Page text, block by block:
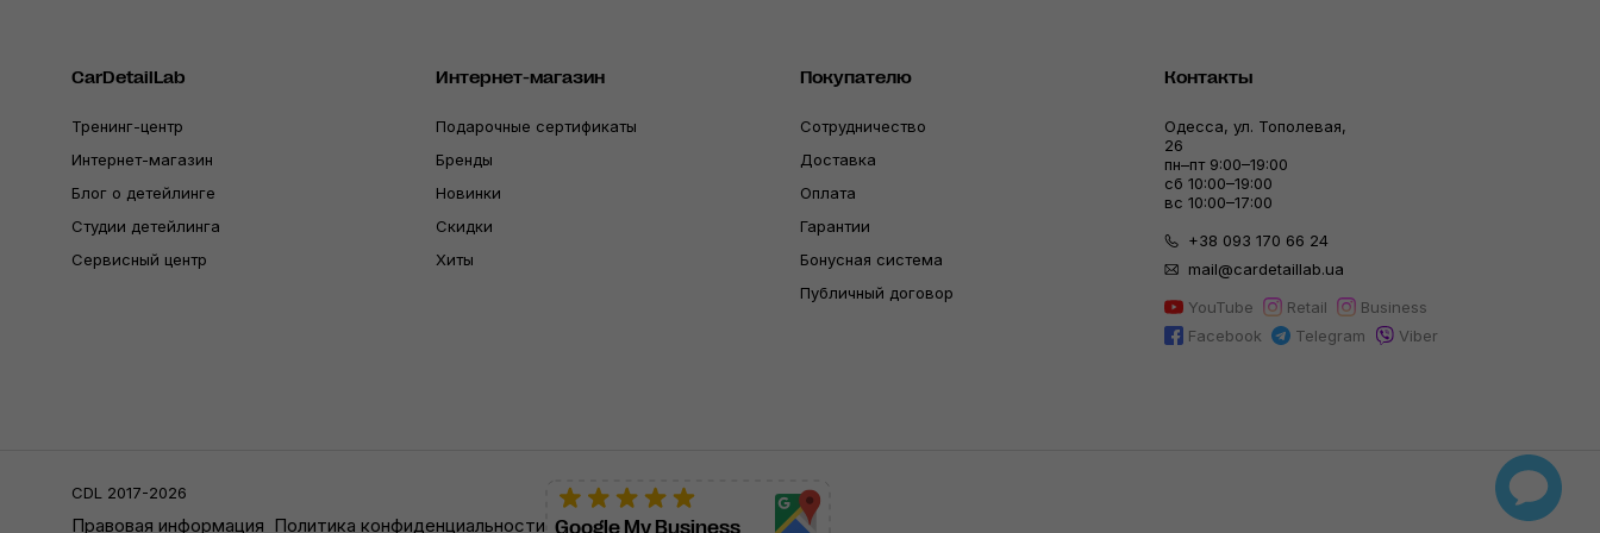
CarDetailLab
Тренинг-центр
Интернет-магазин
Блог о детейлинге
Студии детейлинга
Сервисный центр
Интернет-магазин
Подарочные сертификаты
Бренды
Новинки
Скидки
Хиты
Покупателю
Сотрудничество
Доставка
Оплата
Гарантии
Бонусная система
Публичный договор
Контакты
Одесса, ул. Тополевая,
26
пн–пт 9:00–19:00
сб 10:00–19:00
вс 10:00–17:00
+38 093 170 66 24
mail@cardetaillab.ua
YouTube
Retail
Business
Facebook
Telegram Viber
CDL 2017-2026
Правовая информация Политика конфиденциальности